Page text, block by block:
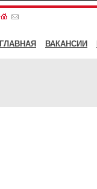
ГЛАВНАЯ ВАКАНСИИ